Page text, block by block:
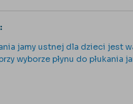
jamy ustnej dla dzieci jest
wyborze płynu do płukania